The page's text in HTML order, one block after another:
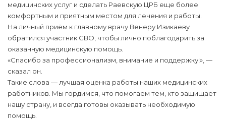
медицинских услуг и сделать Раевскую ЦРБ еще более
комфортным и приятным местом для лечения и работы.
На личный приём к главному врачу Венеру Изикаеву
обратился участник СВО, чтобы лично поблагодарить за
оказанную медицинскую помощь.
«Спасибо за профессионализм, внимание и поддержку!», —
сказал он.
Такие слова — лучшая оценка работы наших медицинских
работников. Мы гордимся, что помогаем тем, кто защищает
нашу страну, и всегда готовы оказывать необходимую
помощь.